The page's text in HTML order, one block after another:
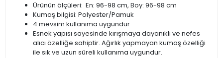
Ürünün ölçüleri: En: 96-98 cm, Boy: 96-98 cm
Kumaş bilgisi: Polyester/Pamuk
4 mevsim kullanıma uygundur
Esnek yapısı sayesinde kırışmaya dayanıklı ve nefes
alıcı özelliğe sahiptir. Ağırlık yapmayan kumaş özelliği
ile sık ve uzun süreli kullanıma uygundur.